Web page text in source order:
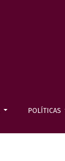
POLÍTICAS